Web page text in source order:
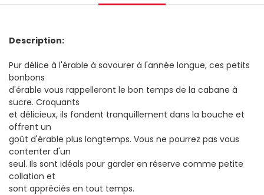
Description:
Pur délice à l'érable à savourer à l'année longue, ces petits
bonbons
d'érable vous rappelleront le bon temps de la cabane à
sucre. Croquants
et délicieux, ils fondent tranquillement dans la bouche et
offrent un
goût d'érable plus longtemps. Vous ne pourrez pas vous
contenter d'un
seul. Ils sont idéals pour garder en réserve comme petite
collation et
sont appréciés en tout temps.